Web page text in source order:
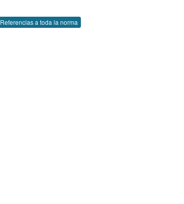
Referencias a toda la norma